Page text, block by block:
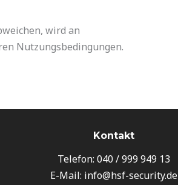
wird an
Nutzungsbedingungen.
Kontakt
Telefon: 040 / 999 949 13
E-Mail: info@hsf-security.de